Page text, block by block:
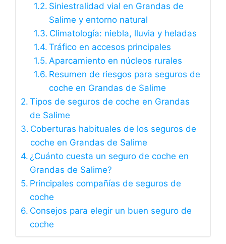
Siniestralidad vial en Grandas de
Salime y entorno natural
Climatología: niebla, lluvia y heladas
Tráfico en accesos principales
Aparcamiento en núcleos rurales
Resumen de riesgos para seguros de
coche en Grandas de Salime
Tipos de seguros de coche en Grandas
de Salime
Coberturas habituales de los seguros de
coche en Grandas de Salime
¿Cuánto cuesta un seguro de coche en
Grandas de Salime?
Principales compañías de seguros de
coche
Consejos para elegir un buen seguro de
coche